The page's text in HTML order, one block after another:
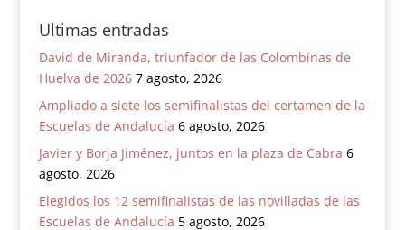
Ultimas entradas
David de Miranda, triunfador de las Colombinas de
Huelva de 2026 7 agosto, 2026
Ampliado a siete los semifinalistas del certamen de la
Escuelas de Andalucía 6 agosto, 2026
Javier y Borja Jiménez, juntos en la plaza de Cabra 6
agosto, 2026
Elegidos los 12 semifinalistas de las novilladas de las
Escuelas de Andalucía 5 agosto, 2026